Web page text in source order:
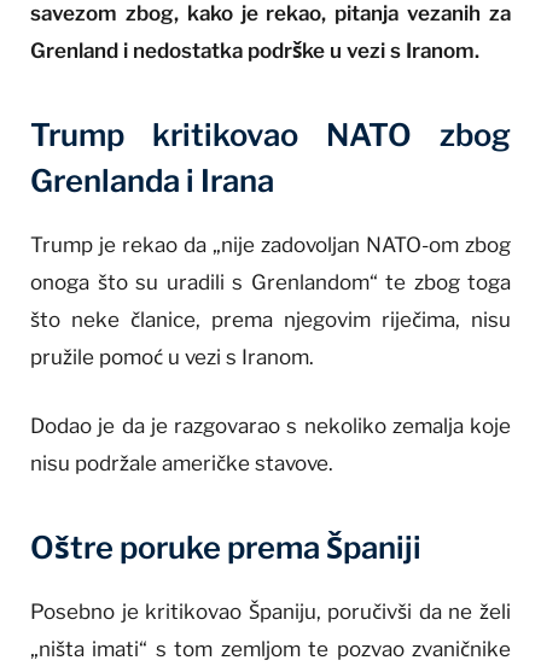
savezom zbog, kako je rekao, pitanja vezanih za
Grenland i nedostatka podrške u vezi s Iranom.
Trump kritikovao NATO zbog
Grenlanda i Irana
Trump je rekao da „nije zadovoljan NATO-om zbog
onoga što su uradili s Grenlandom“ te zbog toga
što neke članice, prema njegovim riječima, nisu
pružile pomoć u vezi s Iranom.
Dodao je da je razgovarao s nekoliko zemalja koje
nisu podržale američke stavove.
Oštre poruke prema Španiji
Posebno je kritikovao Španiju, poručivši da ne želi
„ništa imati“ s tom zemljom te pozvao zvaničnike